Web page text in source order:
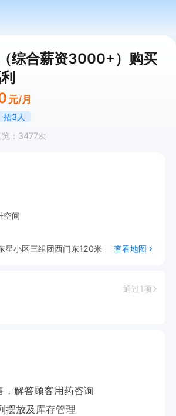
综合薪资3000+）购买
元/月
招3人
览：3477次
空间
星小区三组团西门东120米
查看地图
通过1项
，解答顾客用药咨询
摆放及库存管理